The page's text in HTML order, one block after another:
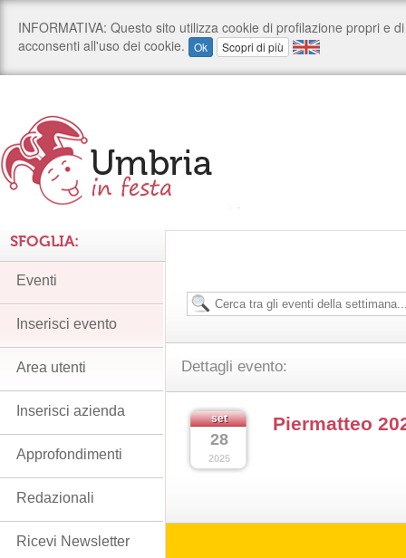
Dettagli evento:
set
28
2025
Piermatteo
SFOGLIA:
Eventi
Inserisci evento
Area utenti
Inserisci azienda
Approfondimenti
Redazionali
Ricevi Newsletter